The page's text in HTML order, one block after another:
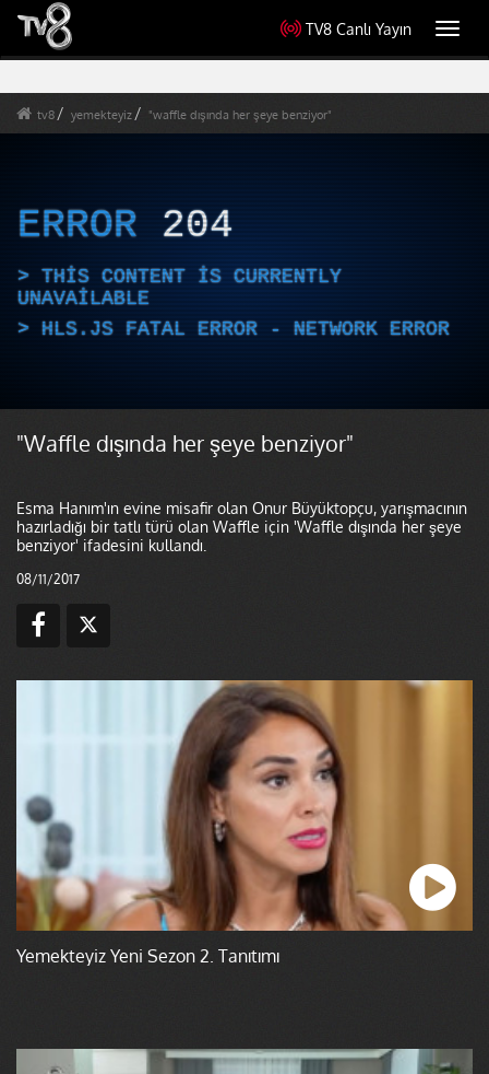
TV8 Canlı Yayın
tv8 yemekteyiz "waffle dışında her şeye benziyor"
ERROR 204
THIS CONTENT IS CURRENTLY
UNAVAILABLE
HLS.JS FATAL ERROR - NETWORK ERROR
"Waffle dışında her şeye benziyor"
Esma Hanım'ın evine misafir olan Onur Büyüktopçu, yarışmacının
hazırladığı bir tatlı türü olan Waffle için 'Waffle dışında her şeye
benziyor' ifadesini kullandı.
08/11/2017
Yemekteyiz Yeni Sezon 2. Tanıtımı